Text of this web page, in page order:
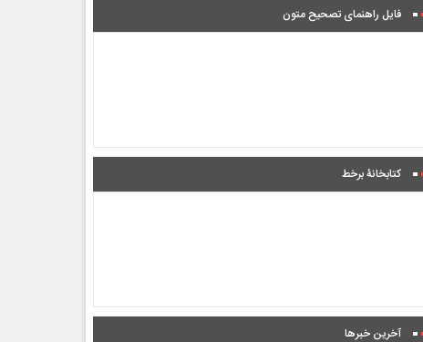
فایل راهنمای تصحیح متون
کتابخانۀ برخط
آخرین خبرها